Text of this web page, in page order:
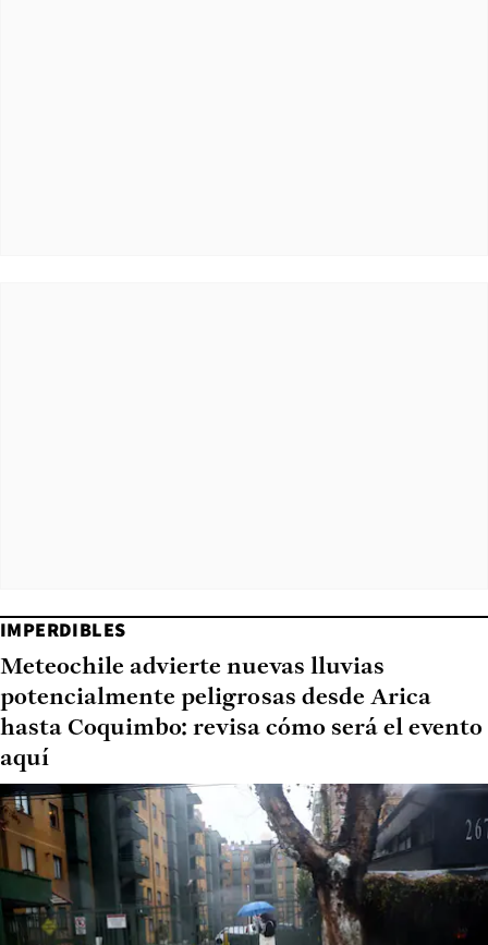
IMPERDIBLES
Meteochile advierte nuevas lluvias
potencialmente peligrosas desde Arica
hasta Coquimbo: revisa cómo será el evento
aquí